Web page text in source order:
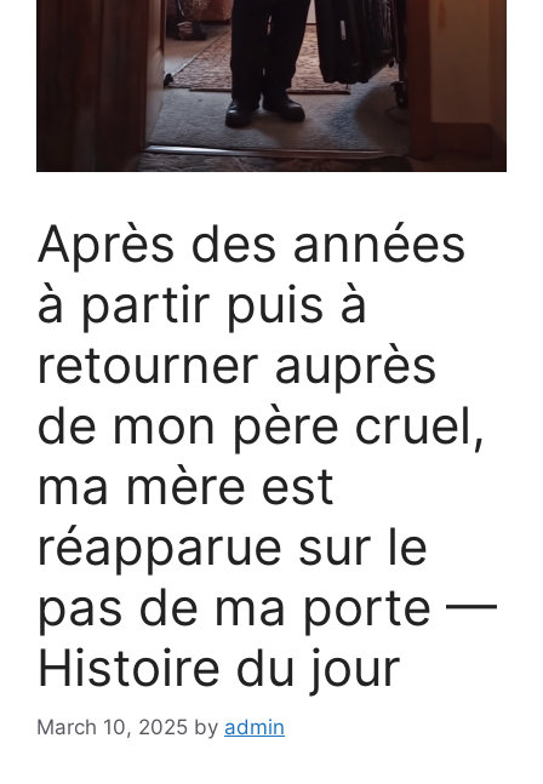
Après des années
à partir puis à
retourner auprès
de mon père cruel,
ma mère est
réapparue sur le
pas de ma porte —
Histoire du jour
March 10, 2025 by admin